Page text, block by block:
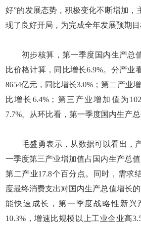
好”的发展态势，积极变化不断增加，
现了良好开局，为完成全年发展预期目
初步核算，第一季度国内生产总值
比价格计算，同比增长6.9%。分产业
8654亿元，同比增长3.0%；第二产业
比增长6.4%；第三产业增加值为
7.7%。从环比看，第一季度国内生产总
毛盛勇表示，从数据可以看出，
一季度第三产业增加值占国内生产总
第二产业17.8个百分点。同时，需求
度最终消费支出对国内生产总值增长
能快速成长，第一季度战略性新兴
10.3%，增速比规模以上工业企业高